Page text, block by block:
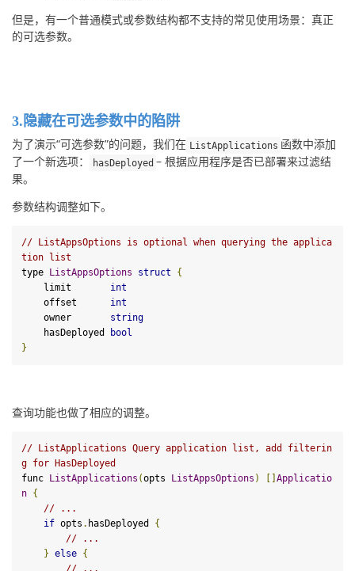
但是，有一个普通模式或参数结构都不支持的常见使用场景：真正
的可选参数。
3.隐藏在可选参数中的陷阱
为了演示“可选参数”的问题，我们在 ListApplications 函数中添加
了一个新选项：
hasDeployed – 根据应用程序是否已部署来过滤结
果。
参数结构调整如下。
// ListAppsOptions is optional when querying the applica
tion list
type
ListAppsOptions struct
{
    limit
int
    offset
int
    owner
string
    hasDeployed
bool
}
查询功能也做了相应的调整。
// ListApplications Query application list, add filterin
g for HasDeployed
func
ListApplications (opts ListAppsOptions )
Applicatio
n {
// ...
if opts . hasDeployed {
// ...
} else {
// ...